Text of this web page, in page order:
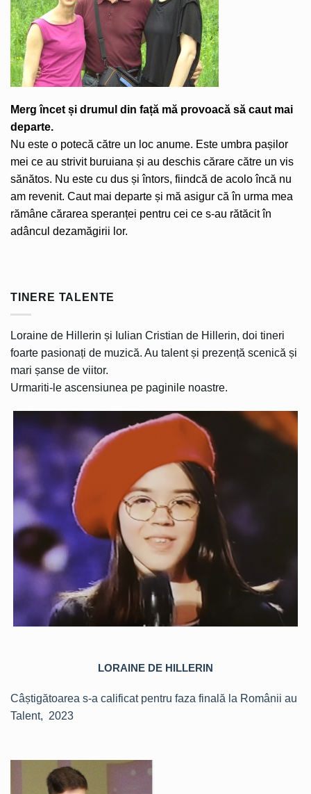
Merg încet și drumul din față mă provoacă să caut mai
departe.
Nu este o potecă către un loc anume. Este umbra pașilor
mei ce au strivit buruiana și au deschis cărare către un vis
sănătos. Nu este cu dus și întors, fiindcă de acolo încă nu
am revenit. Caut mai departe și mă asigur că în urma mea
rămâne cărarea speranței pentru cei ce s-au rătăcit în
adâncul dezamăgirii lor.
TINERE TALENTE
Loraine de Hillerin și Iulian Cristian de Hillerin, doi tineri
foarte pasionați de muzică. Au talent și prezență scenică și
mari șanse de viitor.
Urmariti-le ascensiunea pe paginile noastre.
LORAINE DE HILLERIN
Câștigătoarea s-a calificat pentru faza finală la Românii au
Talent, 2023